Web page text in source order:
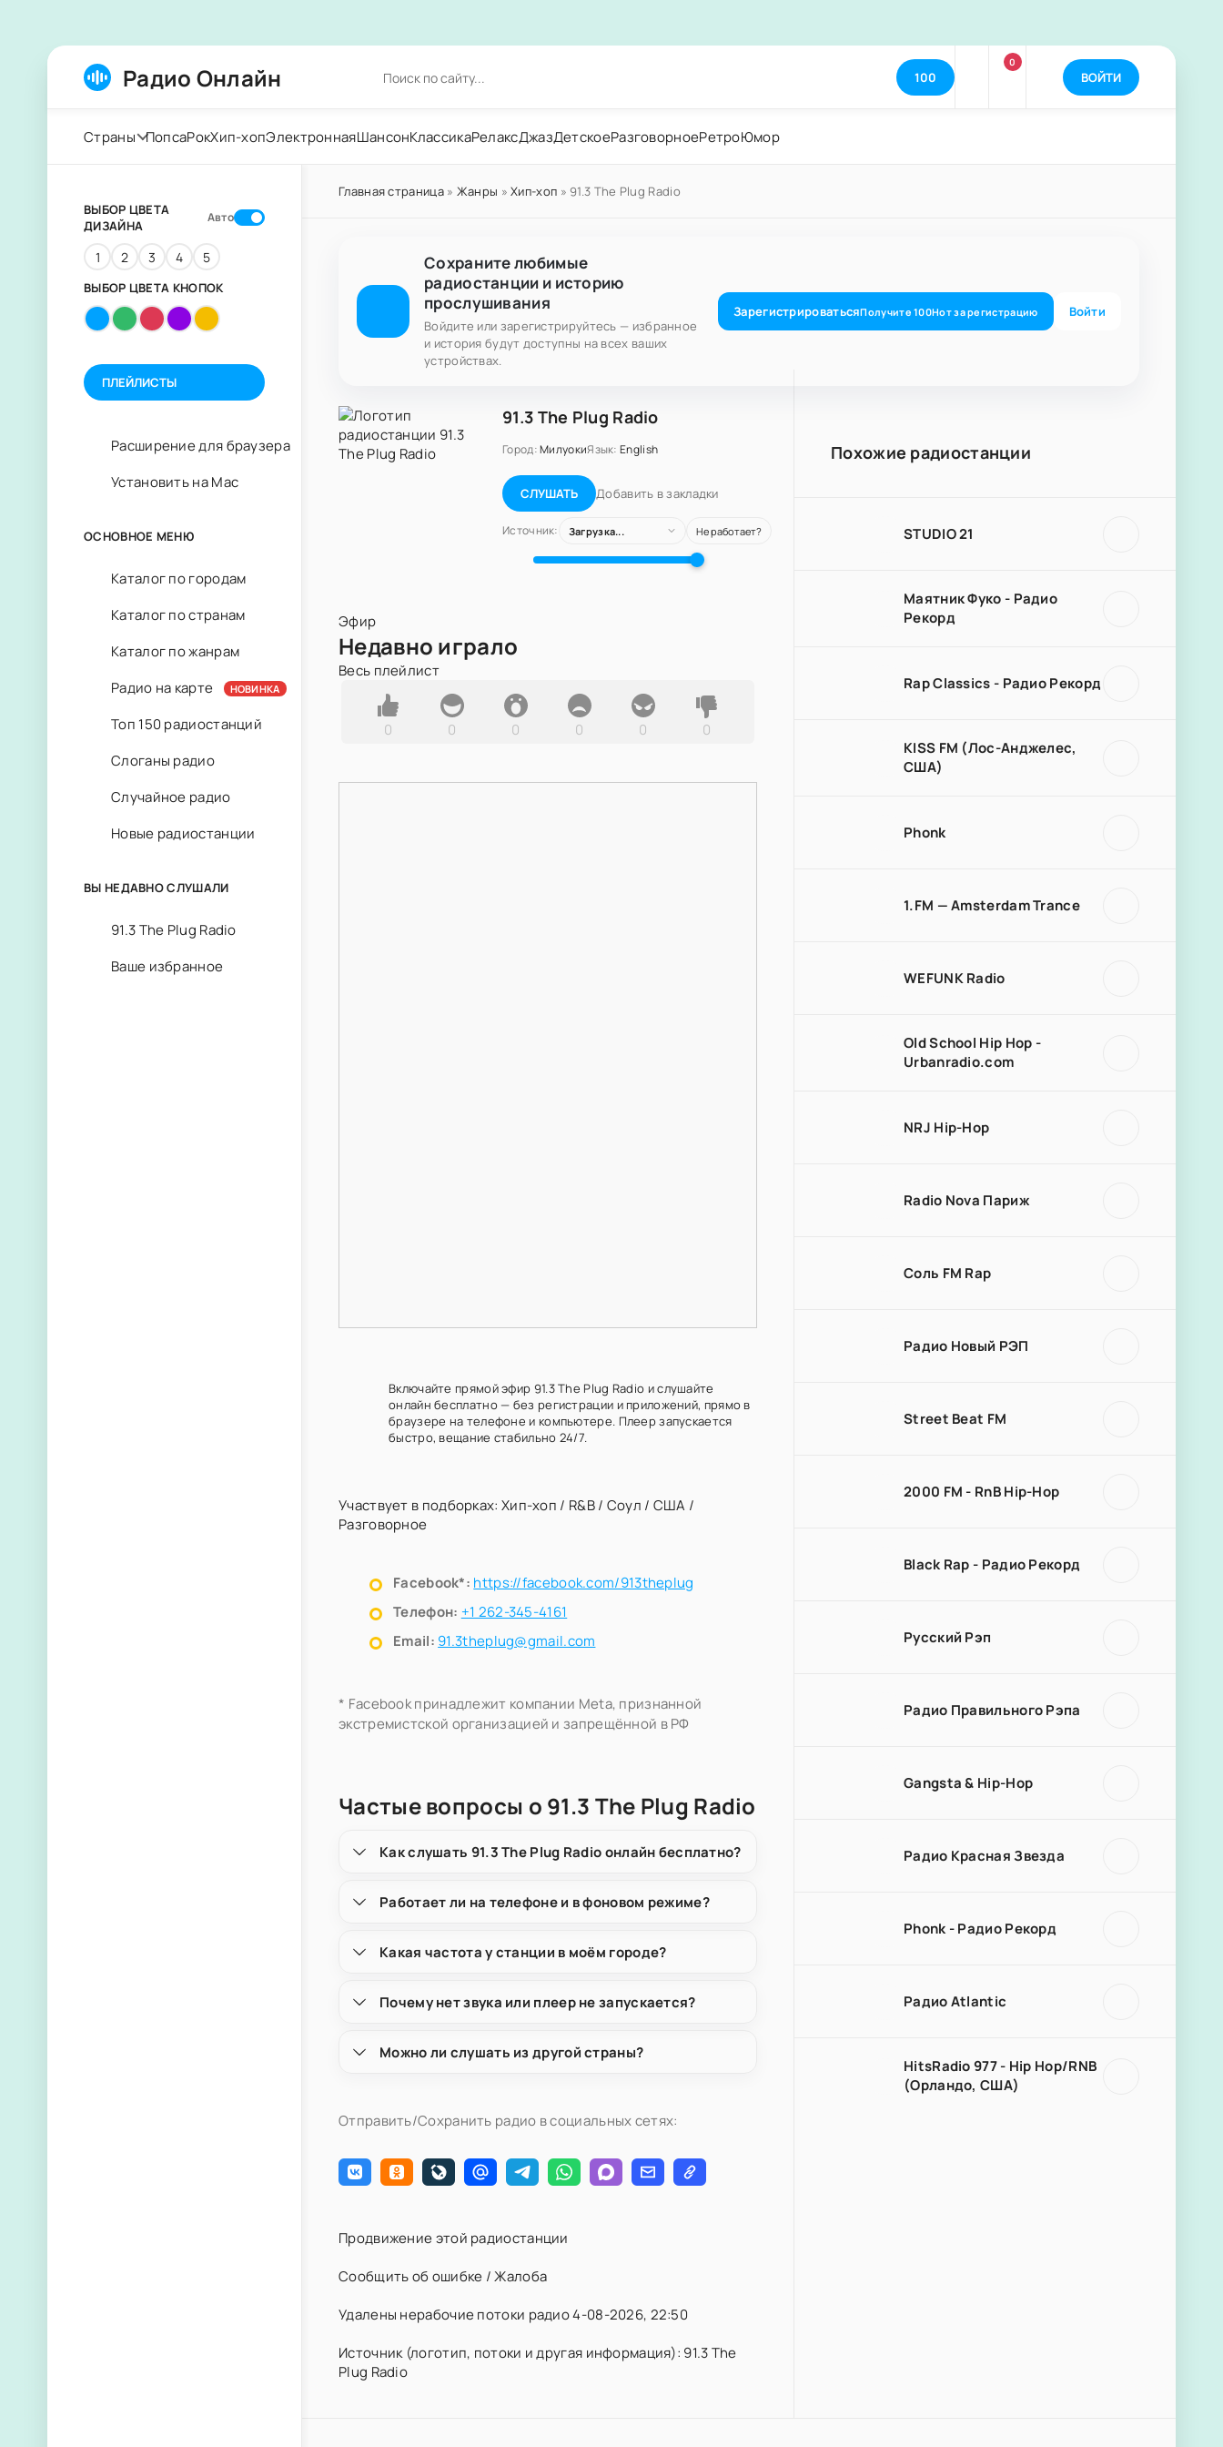
Радио Онлайн 100
0
ВОЙТИ
Страны ПопсаРокХип-хопЭлектроннаяШансонКлассикаРелаксДжазДетскоеРазговорноеРетроЮмор
Главная страница» Жанры »Хип-хоп » 91.3 The Plug Radio
Сохраните любимые
радиостанции и историю
прослушивания
Войдите или зарегистрируйтесь — избранное
и история будут доступны на всех ваших
устройствах.
ЗарегистрироватьсяПолучите100Нотза регистрацию Войти
91.3 The Plug Radio
Город:МилуокиЯзык: English
СЛУШАТЬ Добавить в закладки
Источник: Загрузка... Не работает?
Эфир
Недавно играло
Весь плейлист
0 0 0 0 0 0
Включайте прямой эфир 91.3 The Plug Radio и слушайте
онлайн бесплатно — без регистрации и приложений, прямо в
браузере на телефоне и компьютере. Плеер запускается
быстро, вещание стабильно 24/7.
Участвует в подборках: Хип-хоп / R&B/ Соул / США /
Разговорное
Facebook*: https://facebook.com/913theplug
Телефон: +1 262-345-4161
Email: 91.3theplug@gmail.com
* Facebook принадлежит компании Meta, признанной
экстремистской организацией и запрещённой в РФ
Частые вопросы о 91.3 The Plug Radio
Как слушать 91.3 The Plug Radio онлайн бесплатно?
Работает ли на телефоне и в фоновом режиме?
Какая частота у станции в моём городе?
Почему нет звука или плеер не запускается?
Можно ли слушать из другой страны?
Отправить/Сохранить радио в социальных сетях:
Продвижение этой радиостанции
Сообщить об ошибке / Жалоба
Удалены нерабочие потоки радио 4-08-2026, 22:50
Источник (логотип, потоки и другая информация): 91.3 The
Plug Radio
Похожие радиостанции
STUDIO 21
Маятник Фуко - Радио
Рекорд
Rap Classics - Радио Рекорд
KISS FM (Лос-Анджелес,
США)
Phonk
1.FM — Amsterdam Trance
WEFUNK Radio
Old School Hip Hop -
Urbanradio.com
NRJ Hip-Hop
Radio Nova Париж
Соль FM Rap
Радио Новый РЭП
Street Beat FM
2000 FM - RnB Hip-Hop
Black Rap - Радио Рекорд
Русский Рэп
Радио Правильного Рэпа
Gangsta & Hip-Hop
Радио Красная Звезда
Phonk - Радио Рекорд
Радио Atlantic
HitsRadio 977 - Hip Hop/RNB
(Орландо, США)
ВЫБОР ЦВЕТА
ДИЗАЙНА
Авто
1 2 3 4 5
ВЫБОР ЦВЕТА КНОПОК
ПЛЕЙЛИСТЫ
Расширение для браузера
Установить на Mac
ОСНОВНОЕ МЕНЮ
Каталог по городам
Каталог по странам
Каталог по жанрам
Радио на карте
НОВИНКА
Топ 150 радиостанций
Слоганы радио
Случайное радио
Новые радиостанции
ВЫ НЕДАВНО СЛУШАЛИ
91.3 The Plug Radio
Ваше избранное